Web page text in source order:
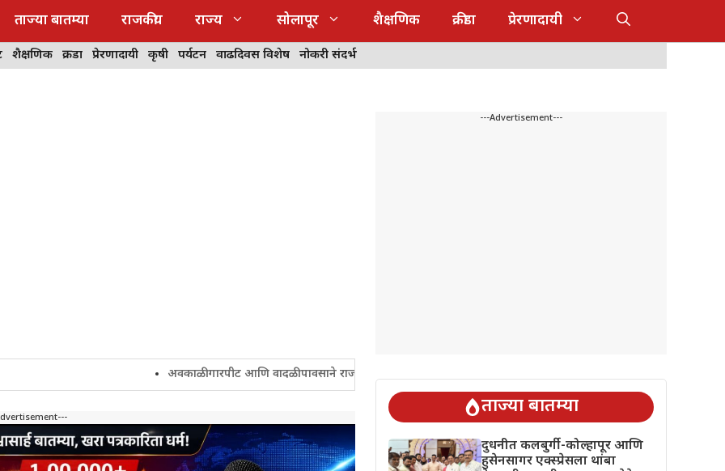
ताज्या बातम्या राजकीय राज्य सोलापूर शैक्षणिक क्रीडा प्रेरणादायी
शैक्षणिक क्रीडा प्रेरणादायी कृषी पर्यटन वाढदिवस विशेष नोकरी संदर्भ
अवकाळी गारपीट आणि वादळी पावसाने राज्यातील शेतकरी चिंतेत !
---Advertisement---
ताज्या बातम्या
दुधनीत कलबुर्गी-कोल्हापूर आणि
हुसेनसागर एक्स्प्रेसला थांबा